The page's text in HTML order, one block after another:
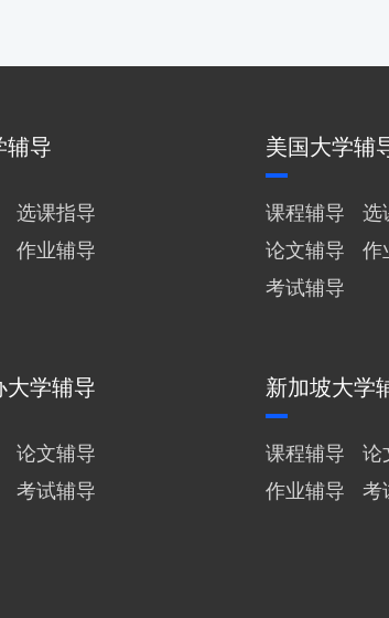
辅导
选课指导
作业辅导
美国大学辅
课程辅导
选
论文辅导
作
考试辅导
大学辅导
论文辅导
考试辅导
新加坡大学
课程辅导
论
作业辅导
考